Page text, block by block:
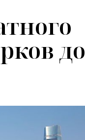
до